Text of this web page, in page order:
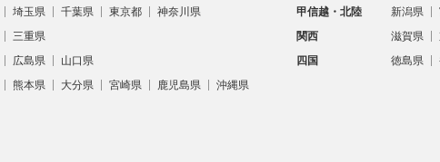
埼玉県 千葉県 東京都 神奈川県 甲信越・北陸 新潟県
三重県 関西 滋賀県
広島県 山口県 四国 徳島県
熊本県 大分県 宮崎県 鹿児島県 沖縄県